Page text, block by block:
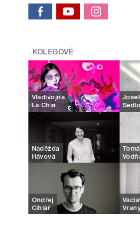
KOLEGOVÉ
Vladivojna
La Chia
Josef
Naděžda
Hávová
Ondřej
Cihlář